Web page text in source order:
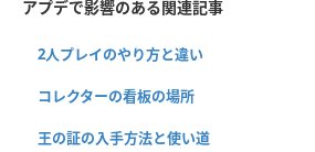
アプデで影響のある関連記事
2人プレイのやり方と違い
コレクターの看板の場所
王の証の入手方法と使い道